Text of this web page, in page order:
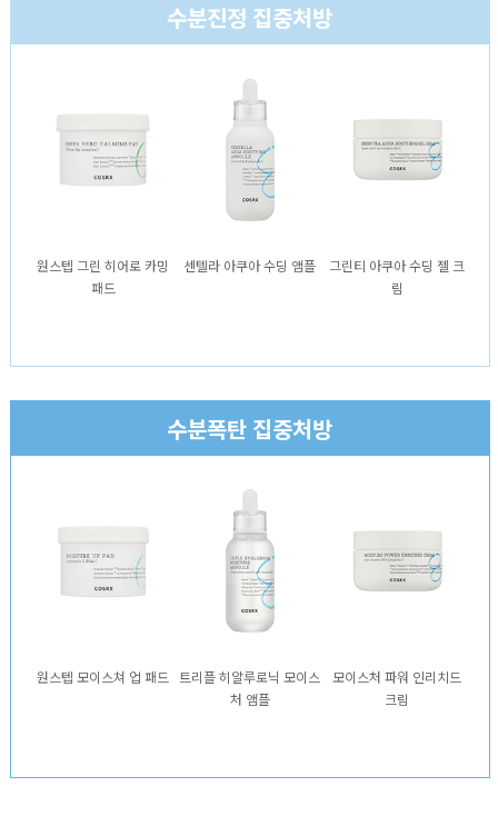
수분진정 집중처방
원스텝 그린 히어로 카밍
패드
센텔라 아쿠아 수딩 앰플
그린티 아쿠아 수딩 젤 크
림
수분폭탄 집중처방
원스텝 모이스쳐 업 패드 트리플 히알루로닉 모이스
처 앰플
모이스처 파워 인리치드
크림